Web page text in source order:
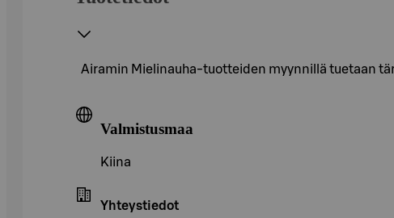
Airamin Mielinauha-tuotteiden myynnillä tuetaan
Valmistusmaa
Kiina
Yhteystiedot